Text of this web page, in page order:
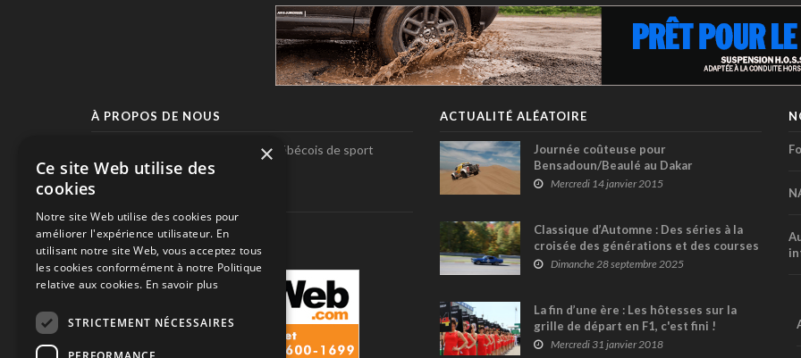
À PROPOS DE NOUS
Pole-Position, le seul magazine québécois de sport
automobile.
SUIVEZ-NOUS
ACTUALITÉ ALÉATOIRE
Journée coûteuse pour
Bensadoun/Beaulé au Dakar
Mercredi 14 janvier 2015
Classique d’Automne : Des séries à la
croisée des générations et des courses
très disputées ce dimanche
Dimanche 28 septembre 2025
La fin d’une ère : Les hôtesses sur la
grille de départ en F1, c'est fini !
Mercredi 31 janvier 2018
×
Ce site Web utilise des
cookies
Notre site Web utilise des cookies pour
améliorer l'expérience utilisateur. En
utilisant notre site Web, vous acceptez tous
les cookies conformément à notre Politique
relative aux cookies. En savoir plus
STRICTEMENT NÉCESSAIRES